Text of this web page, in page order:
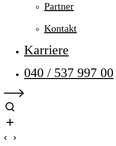
Partner
Kontakt
Karriere
040 / 537 997 00